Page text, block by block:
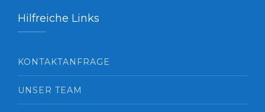
Hilfreiche Links
KONTAKTANFRAGE
UNSER TEAM